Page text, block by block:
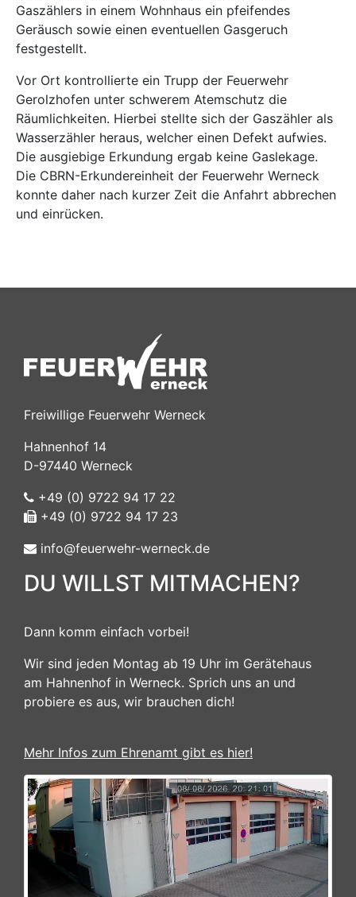
Gaszählers in einem Wohnhaus ein pfeifendes
Geräusch sowie einen eventuellen Gasgeruch
festgestellt.
Vor Ort kontrollierte ein Trupp der Feuerwehr
Gerolzhofen unter schwerem Atemschutz die
Räumlichkeiten. Hierbei stellte sich der Gaszähler als
Wasserzähler heraus, welcher einen Defekt aufwies.
Die ausgiebige Erkundung ergab keine Gaslekage.
Die CBRN-Erkundereinheit der Feuerwehr Werneck
konnte daher nach kurzer Zeit die Anfahrt abbrechen
und einrücken.
Freiwillige Feuerwehr Werneck
Hahnenhof 14
D-97440 Werneck
+49 (0) 9722 94 17 22
+49 (0) 9722 94 17 23
info@feuerwehr-werneck.de
DU WILLST MITMACHEN?
Dann komm einfach vorbei!
Wir sind jeden Montag ab 19 Uhr im Gerätehaus
am Hahnenhof in Werneck. Sprich uns an und
probiere es aus, wir brauchen dich!
Mehr Infos zum Ehrenamt gibt es hier!